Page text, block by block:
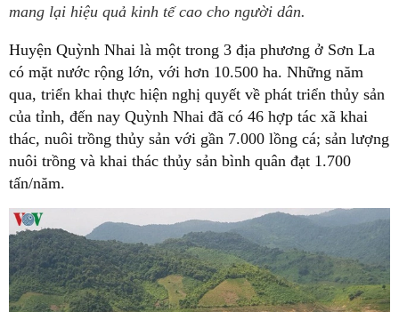
mang lại hiệu quả kinh tế cao cho người dân.
Huyện Quỳnh Nhai là một trong 3 địa phương ở Sơn La
có mặt nước rộng lớn, với hơn 10.500 ha. Những năm
qua, triển khai thực hiện nghị quyết về phát triển thủy sản
của tỉnh, đến nay Quỳnh Nhai đã có 46 hợp tác xã khai
thác, nuôi trồng thủy sản với gần 7.000 lồng cá; sản lượng
nuôi trồng và khai thác thủy sản bình quân đạt 1.700
tấn/năm.